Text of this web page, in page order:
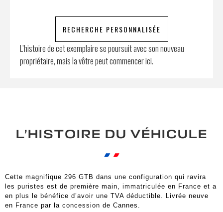
RECHERCHE PERSONNALISÉE
L’histoire de cet exemplaire se poursuit avec son nouveau
propriétaire, mais la vôtre peut commencer ici.
L’HISTOIRE DU VÉHICULE
Cette magnifique 296 GTB dans une configuration qui ravira
les puristes est de première main, immatriculée en France et a
en plus le bénéfice d’avoir une TVA déductible. Livrée neuve
en France par la concession de Cannes.